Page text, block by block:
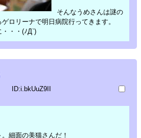
そんなうめさんは謎の
ロリーナで明日病院行ってきます。
・・・(ﾉД`)
ID:i.bkUuZ9II
細面の美猫さんだ！